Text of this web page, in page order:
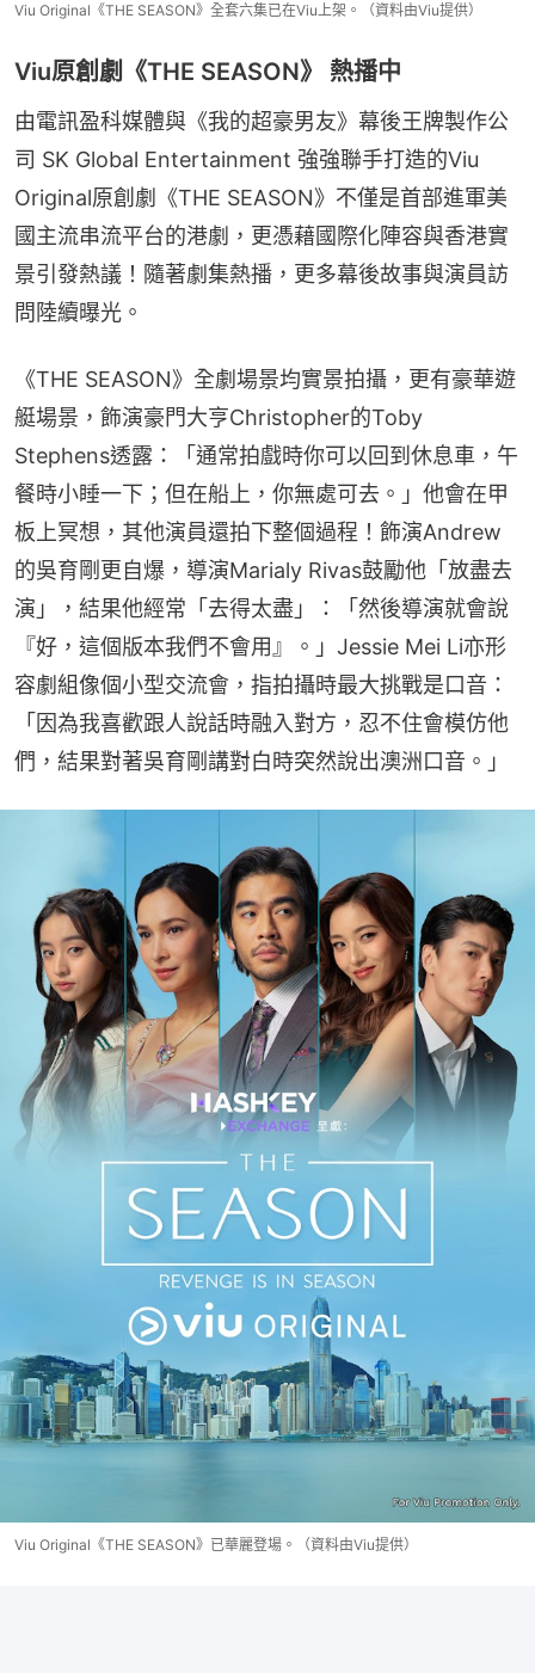
Viu Original《THE SEASON》全套六集已在Viu上架。（資料由Viu提供）
Viu原創劇《THE SEASON》 熱播中
由電訊盈科媒體與《我的超豪男友》幕後王牌製作公
司 SK Global Entertainment 強強聯手打造的Viu
Original原創劇《THE SEASON》不僅是首部進軍美
國主流串流平台的港劇，更憑藉國際化陣容與香港實
景引發熱議！隨著劇集熱播，更多幕後故事與演員訪
問陸續曝光。
《THE SEASON》全劇場景均實景拍攝，更有豪華遊
艇場景，飾演豪門大亨Christopher的Toby
Stephens透露：「通常拍戲時你可以回到休息車，午
餐時小睡一下；但在船上，你無處可去。」他會在甲
板上冥想，其他演員還拍下整個過程！飾演Andrew
的吳育剛更自爆，導演Marialy Rivas鼓勵他「放盡去
演」，結果他經常「去得太盡」：「然後導演就會說
『好，這個版本我們不會用』。」Jessie Mei Li亦形
容劇組像個小型交流會，指拍攝時最大挑戰是口音：
「因為我喜歡跟人說話時融入對方，忍不住會模仿他
們，結果對著吳育剛講對白時突然說出澳洲口音。」
Viu Original《THE SEASON》已華麗登場。（資料由Viu提供）